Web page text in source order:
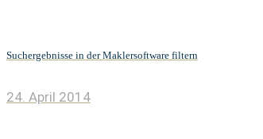
Suchergebnisse in der Maklersoftware filtern
24. April 2014